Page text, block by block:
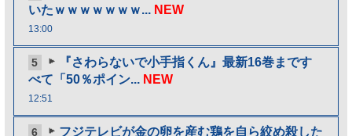
いたｗｗｗｗｗｗｗ... NEW
13:00
5
『さわらないで小手指くん』最新16巻まです
べて「50％ポイン... NEW
12:51
6
フジテレビが金の卵を産む鶏を自ら絞め殺した